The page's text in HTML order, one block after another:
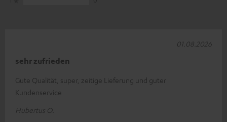
sehr zufrieden
Gute Qualität, super, zeitige Lieferung und guter
Kundenservice
Hubertus O.
01.08.2026